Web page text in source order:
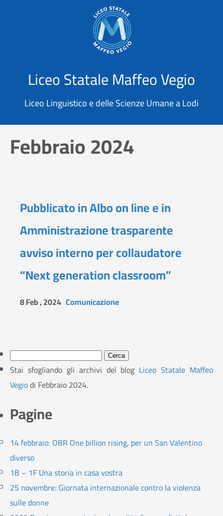
Liceo Statale Maffeo Vegio
Liceo Linguistico e delle Scienze Umane a Lodi
Cerca
Febbraio 2024
Pubblicato in Albo on line e in
Amministrazione trasparente
avviso interno per collaudatore
“Next generation classroom”
8 Feb , 2024 Comunicazione
Ricerca
per:
Stai sfogliando gli archivi del blog Liceo Statale Maffeo
Vegiodi Febbraio 2024.
Pagine
14 febbraio: OBR One billion rising, per un San Valentino
diverso
1B – 1F Una storia in casa vostra
25 novembre: Giornata internazionale contro la violenza
sulle donne